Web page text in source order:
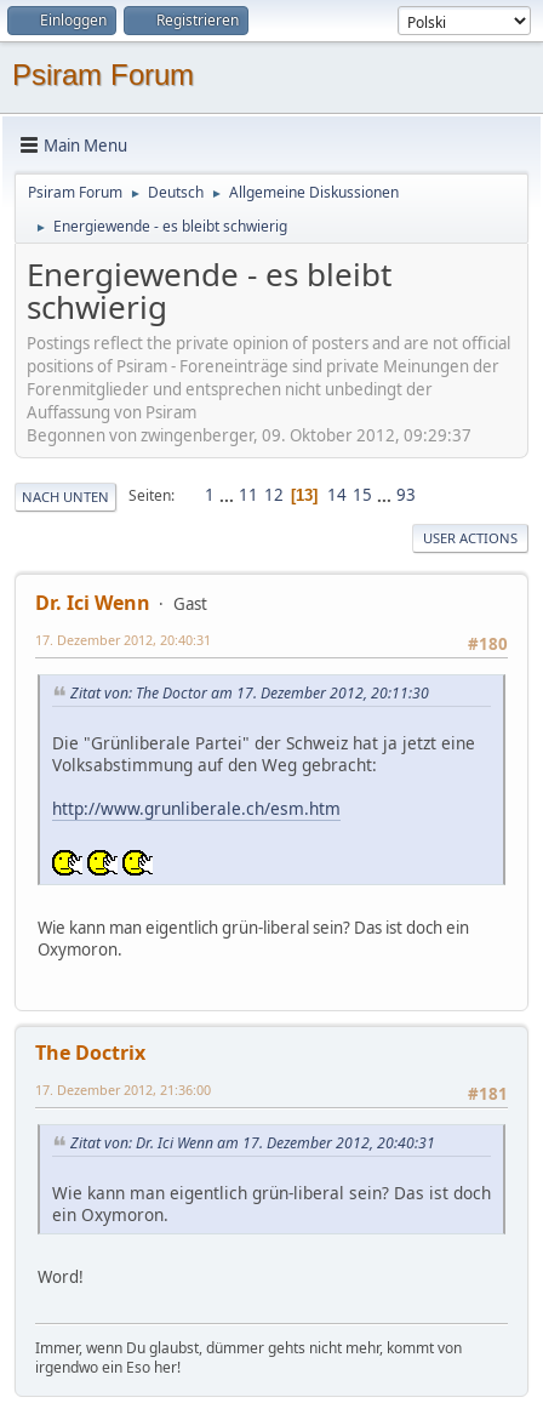
Einloggen Registrieren
Psiram Forum
Main Menu
Psiram Forum ► Deutsch ► Allgemeine Diskussionen
► Energiewende - es bleibt schwierig
Energiewende - es bleibt
schwierig
Postings reflect the private opinion of posters and are not official
positions of Psiram - Foreneinträge sind private Meinungen der
Forenmitglieder und entsprechen nicht unbedingt der
Auffassung von Psiram
Begonnen von zwingenberger, 09. Oktober 2012, 09:29:37
NACH UNTEN Seiten 1 ... 11 12 13 14 15 ... 93
USER ACTIONS
Dr. Ici Wenn
Gast
#180
17. Dezember 2012, 20:40:31
Zitat von: The Doctor am 17. Dezember 2012, 20:11:30
Die "Grünliberale Partei" der Schweiz hat ja jetzt eine
Volksabstimmung auf den Weg gebracht:
http://www.grunliberale.ch/esm.htm
Wie kann man eigentlich grün-liberal sein? Das ist doch ein
Oxymoron.
The Doctrix
#181
17. Dezember 2012, 21:36:00
Zitat von: Dr. Ici Wenn am 17. Dezember 2012, 20:40:31
Wie kann man eigentlich grün-liberal sein? Das ist doch
ein Oxymoron.
Word!
Immer, wenn Du glaubst, dümmer gehts nicht mehr, kommt von
irgendwo ein Eso her!